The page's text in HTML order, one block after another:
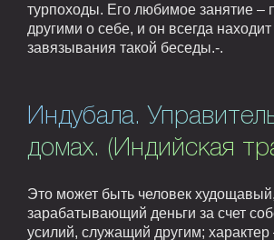
турпоходы. Его любимое занятие –
другими о себе, и он всегда
завязывания такой беседы.-.
Индубала.
домах. (Индийская
Это может быть человек
зарабатывающий деньги за счет
усилий, служащий другим; характер